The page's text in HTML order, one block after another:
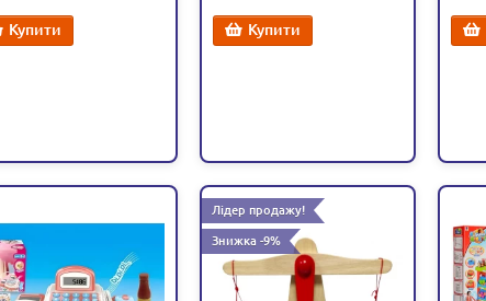
Купити Купити
Лідер продажу!
Знижка -9%